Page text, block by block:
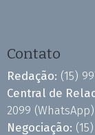
Contato
Redação: (15)
Central de
2099 (WhatsApp)
Negociação: